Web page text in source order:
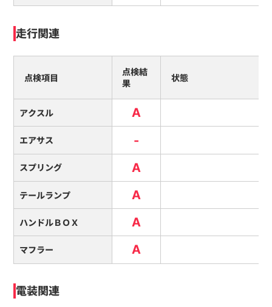
走行関連
点検項目
点検結
果
状態
アクスル A
エアサス -
スプリング A
テールランプ A
ハンドルＢＯＸ A
マフラー A
電装関連